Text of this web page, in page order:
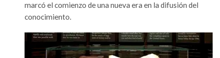
marcó el comienzo de una nueva era en la difusión del
conocimiento.